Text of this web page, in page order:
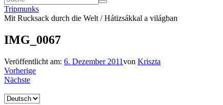
Tripmunks
Mit Rucksack durch die Welt / Hátizsákkal a világban
IMG_0067
Veröffentlicht am: 6. Dezember 2011von Kriszta
Vorherige
Nächste
Sprache